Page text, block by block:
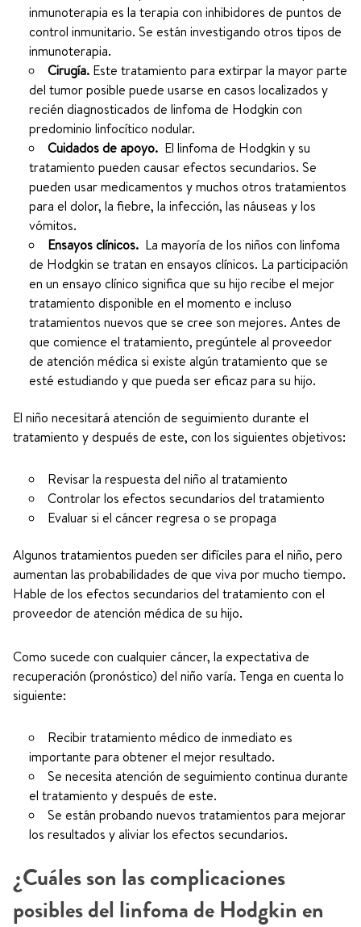
inmunoterapia es la terapia con inhibidores de puntos de
control inmunitario. Se están investigando otros tipos de
inmunoterapia.
Cirugía. Este tratamiento para extirpar la mayor parte
del tumor posible puede usarse en casos localizados y
recién diagnosticados de linfoma de Hodgkin con
predominio linfocítico nodular.
Cuidados de apoyo. El linfoma de Hodgkin y su
tratamiento pueden causar efectos secundarios. Se
pueden usar medicamentos y muchos otros tratamientos
para el dolor, la fiebre, la infección, las náuseas y los
vómitos.
Ensayos clínicos. La mayoría de los niños con linfoma
de Hodgkin se tratan en ensayos clínicos. La participación
en un ensayo clínico significa que su hijo recibe el mejor
tratamiento disponible en el momento e incluso
tratamientos nuevos que se cree son mejores. Antes de
que comience el tratamiento, pregúntele al proveedor
de atención médica si existe algún tratamiento que se
esté estudiando y que pueda ser eficaz para su hijo.
El niño necesitará atención de seguimiento durante el
tratamiento y después de este, con los siguientes objetivos:
Revisar la respuesta del niño al tratamiento
Controlar los efectos secundarios del tratamiento
Evaluar si el cáncer regresa o se propaga
Algunos tratamientos pueden ser difíciles para el niño, pero
aumentan las probabilidades de que viva por mucho tiempo.
Hable de los efectos secundarios del tratamiento con el
proveedor de atención médica de su hijo.
Como sucede con cualquier cáncer, la expectativa de
recuperación (pronóstico) del niño varía. Tenga en cuenta lo
siguiente:
Recibir tratamiento médico de inmediato es
importante para obtener el mejor resultado.
Se necesita atención de seguimiento continua durante
el tratamiento y después de este.
Se están probando nuevos tratamientos para mejorar
los resultados y aliviar los efectos secundarios.
¿Cuáles son las complicaciones
posibles del linfoma de Hodgkin en